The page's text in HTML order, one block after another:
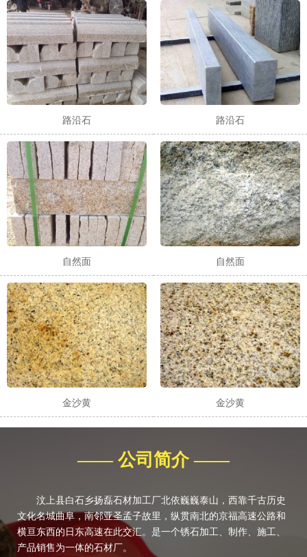
路沿石 路沿石
自然面 自然面
金沙黄 金沙黄
—— 公司简介 ——
汶上县白石乡扬磊石材加工厂北依巍巍泰山，西靠千古历史
文化名城曲阜，南邻亚圣孟子故里，纵贯南北的京福高速公路和
横亘东西的日东高速在此交汇。是一个锈石加工、制作、施工、
产品销售为一体的石材厂。